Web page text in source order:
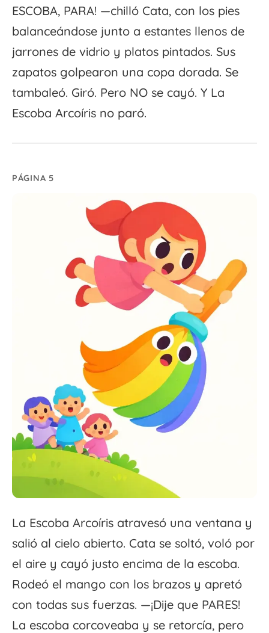
ESCOBA, PARA! —chilló Cata, con los pies
balanceándose junto a estantes llenos de
jarrones de vidrio y platos pintados. Sus
zapatos golpearon una copa dorada. Se
tambaleó. Giró. Pero NO se cayó. Y La
Escoba Arcoíris no paró.
PÁGINA 5
La Escoba Arcoíris atravesó una ventana y
salió al cielo abierto. Cata se soltó, voló por
el aire y cayó justo encima de la escoba.
Rodeó el mango con los brazos y apretó
con todas sus fuerzas. —¡Dije que PARES!
La escoba corcoveaba y se retorcía, pero